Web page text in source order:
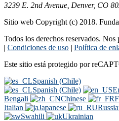
3239 E. 2nd Avenue, Denver, CO
Sitio web Copyright (c) 2018.
Todos los derechos reservados.
| Condiciones de uso | Política de
Este sitio está protegido por
Spanish (Chile)
Spanish (Chile)
Bengali
Chinese
Italian
Japanese
Swahili
Ukrainian